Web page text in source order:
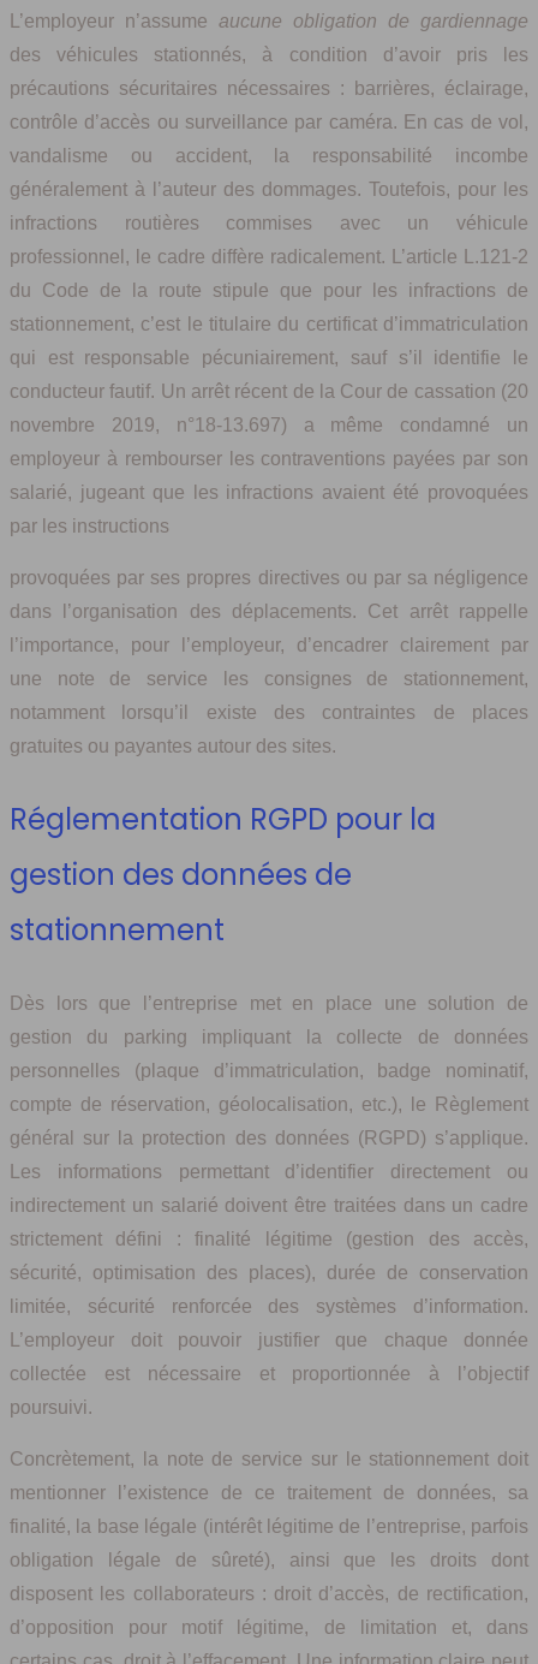
L’employeur n’assume aucune obligation de gardiennage
des véhicules stationnés, à condition d’avoir pris les
précautions sécuritaires nécessaires : barrières, éclairage,
contrôle d’accès ou surveillance par caméra. En cas de vol,
vandalisme ou accident, la responsabilité incombe
généralement à l’auteur des dommages. Toutefois, pour les
infractions routières commises avec un véhicule
professionnel, le cadre diffère radicalement. L’article L.121-2
du Code de la route stipule que pour les infractions de
stationnement, c’est le titulaire du certificat d’immatriculation
qui est responsable pécuniairement, sauf s’il identifie le
conducteur fautif. Un arrêt récent de la Cour de cassation (20
novembre 2019, n°18-13.697) a même condamné un
employeur à rembourser les contraventions payées par son
salarié, jugeant que les infractions avaient été provoquées
par les instructions
provoquées par ses propres directives ou par sa négligence
dans l’organisation des déplacements. Cet arrêt rappelle
l’importance, pour l’employeur, d’encadrer clairement par
une note de service les consignes de stationnement,
notamment lorsqu’il existe des contraintes de places
gratuites ou payantes autour des sites.
Réglementation RGPD pour la
gestion des données de
stationnement
Dès lors que l’entreprise met en place une solution de
gestion du parking impliquant la collecte de données
personnelles (plaque d’immatriculation, badge nominatif,
compte de réservation, géolocalisation, etc.), le Règlement
général sur la protection des données (RGPD) s’applique.
Les informations permettant d’identifier directement ou
indirectement un salarié doivent être traitées dans un cadre
strictement défini : finalité légitime (gestion des accès,
sécurité, optimisation des places), durée de conservation
limitée, sécurité renforcée des systèmes d’information.
L’employeur doit pouvoir justifier que chaque donnée
collectée est nécessaire et proportionnée à l’objectif
poursuivi.
Concrètement, la note de service sur le stationnement doit
mentionner l’existence de ce traitement de données, sa
finalité, la base légale (intérêt légitime de l’entreprise, parfois
obligation légale de sûreté), ainsi que les droits dont
disposent les collaborateurs : droit d’accès, de rectification,
d’opposition pour motif légitime, de limitation et, dans